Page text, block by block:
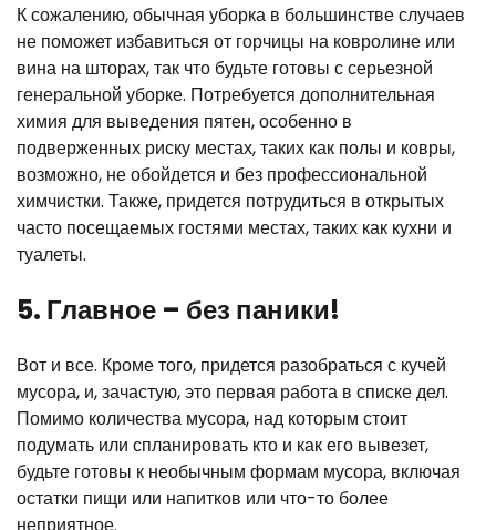
К сожалению, обычная уборка в большинстве случаев
не поможет избавиться от горчицы на ковролине или
вина на шторах, так что будьте готовы с серьезной
генеральной уборке. Потребуется дополнительная
химия для выведения пятен, особенно в
подверженных риску местах, таких как полы и ковры,
возможно, не обойдется и без профессиональной
химчистки. Также, придется потрудиться в открытых
часто посещаемых гостями местах, таких как кухни и
туалеты.
5. Главное – без паники!
Вот и все. Кроме того, придется разобраться с кучей
мусора, и, зачастую, это первая работа в списке дел.
Помимо количества мусора, над которым стоит
подумать или спланировать кто и как его вывезет,
будьте готовы к необычным формам мусора, включая
остатки пищи или напитков или что-то более
неприятное.